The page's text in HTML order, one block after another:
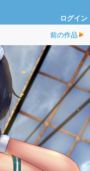
ログイン
前の作品